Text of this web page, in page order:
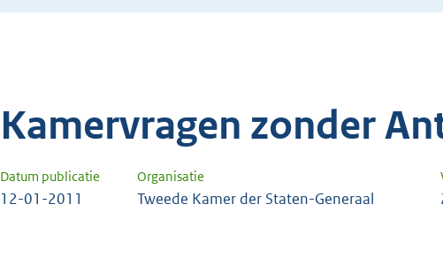
Kamervragen zonder
Datum publicatie Organisatie
12-01-2011 Tweede Kamer der Staten-Generaal